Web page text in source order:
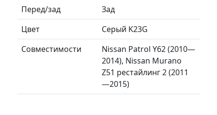
Перед/зад
Зад
Цвет
Серый K23G
Совместимости
Nissan Patrol Y62 (2010—
2014), Nissan Murano
Z51 рестайлинг 2 (2011
—2015)